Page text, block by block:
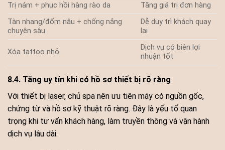
Trị nám + phục hồi hàng rào da
Tăng giá trị đơn hàng
Tàn nhang/đốm nâu + chống nắng
chuyên sâu
Dễ duy trì khách quay
lại
Xóa tattoo nhỏ
Dịch vụ có biên lợi
nhuận tốt
8.4. Tăng uy tín khi có hồ sơ thiết bị rõ ràng
Với thiết bị laser, chủ spa nên ưu tiên máy có nguồn gốc,
chứng từ và hồ sơ kỹ thuật rõ ràng. Đây là yếu tố quan
trọng khi tư vấn khách hàng, làm truyền thông và vận hành
dịch vụ lâu dài.